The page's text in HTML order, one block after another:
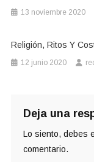
13 noviembre 2020
Religión, Ritos Y
12 junio 2020
Deja una
Lo siento, debes
comentario.